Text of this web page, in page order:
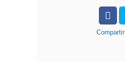
Compartir